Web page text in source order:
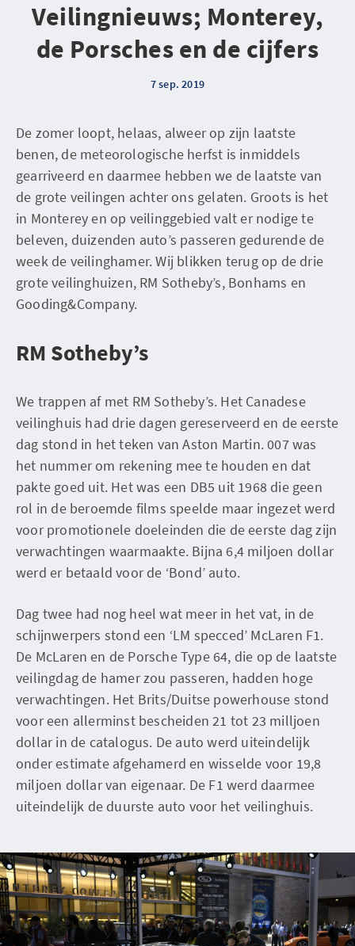
Veilingnieuws; Monterey,
de Porsches en de cijfers
7 sep. 2019
De zomer loopt, helaas, alweer op zijn laatste
benen, de meteorologische herfst is inmiddels
gearriveerd en daarmee hebben we de laatste van
de grote veilingen achter ons gelaten. Groots is het
in Monterey en op veilinggebied valt er nodige te
beleven, duizenden auto’s passeren gedurende de
week de veilinghamer. Wij blikken terug op de drie
grote veilinghuizen, RM Sotheby’s, Bonhams en
Gooding&Company.
RM Sotheby’s
We trappen af met RM Sotheby’s. Het Canadese
veilinghuis had drie dagen gereserveerd en de eerste
dag stond in het teken van Aston Martin. 007 was
het nummer om rekening mee te houden en dat
pakte goed uit. Het was een DB5 uit 1968 die geen
rol in de beroemde films speelde maar ingezet werd
voor promotionele doeleinden die de eerste dag zijn
verwachtingen waarmaakte. Bijna 6,4 miljoen dollar
werd er betaald voor de ‘Bond’ auto.
Dag twee had nog heel wat meer in het vat, in de
schijnwerpers stond een ‘LM specced’ McLaren F1.
De McLaren en de Porsche Type 64, die op de laatste
veilingdag de hamer zou passeren, hadden hoge
verwachtingen. Het Brits/Duitse powerhouse stond
voor een allerminst bescheiden 21 tot 23 milljoen
dollar in de catalogus. De auto werd uiteindelijk
onder estimate afgehamerd en wisselde voor 19,8
miljoen dollar van eigenaar. De F1 werd daarmee
uiteindelijk de duurste auto voor het veilinghuis.